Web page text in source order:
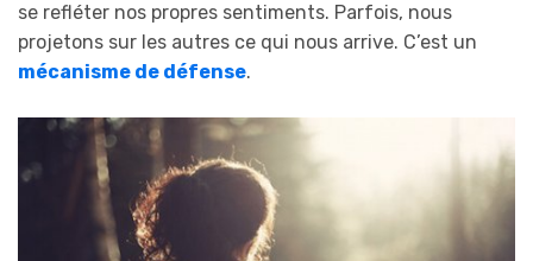
se refléter nos propres sentiments. Parfois, nous
projetons sur les autres ce qui nous arrive. C’est un
mécanisme de défense.